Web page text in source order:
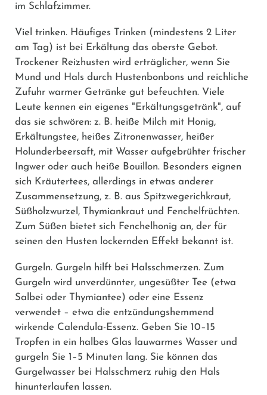
im Schlafzimmer.
Viel trinken. Häufiges Trinken (mindestens 2 Liter
am Tag) ist bei Erkältung das oberste Gebot.
Trockener Reizhusten wird erträglicher, wenn Sie
Mund und Hals durch Hustenbonbons und reichliche
Zufuhr warmer Getränke gut befeuchten. Viele
Leute kennen ein eigenes "Erkältungsgetränk", auf
das sie schwören: z. B. heiße Milch mit Honig,
Erkältungstee, heißes Zitronenwasser, heißer
Holunderbeersaft, mit Wasser aufgebrühter frischer
Ingwer oder auch heiße Bouillon. Besonders eignen
sich Kräutertees, allerdings in etwas anderer
Zusammensetzung, z. B. aus Spitzwegerichkraut,
Süßholzwurzel, Thymiankraut und Fenchelfrüchten.
Zum Süßen bietet sich Fenchelhonig an, der für
seinen den Husten lockernden Effekt bekannt ist.
Gurgeln. Gurgeln hilft bei Halsschmerzen. Zum
Gurgeln wird unverdünnter, ungesüßter Tee (etwa
Salbei oder Thymiantee) oder eine Essenz
verwendet – etwa die entzündungshemmend
wirkende Calendula-Essenz. Geben Sie 10–15
Tropfen in ein halbes Glas lauwarmes Wasser und
gurgeln Sie 1–5 Minuten lang. Sie können das
Gurgelwasser bei Halsschmerz ruhig den Hals
hinunterlaufen lassen.